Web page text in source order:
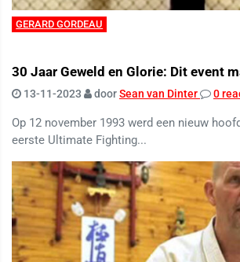
GERARD GORDEAU
30 Jaar Geweld en Glorie: Dit event
13-11-2023 doorSean van Dinter 0
Op 12 november 1993 werd een nieuw
eerste Ultimate Fighting...